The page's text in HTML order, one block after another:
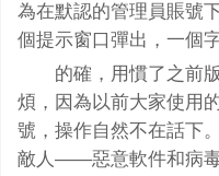
為在默認的管理員賬號
個提示窗口彈出，一個
的確，用慣了之前
煩，因為以前大家使用
號，操作自然不在話下
敵人——惡意軟件和病